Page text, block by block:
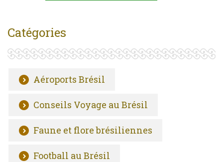
Catégories
Aéroports Brésil
Conseils Voyage au Brésil
Faune et flore brésiliennes
Football au Brésil